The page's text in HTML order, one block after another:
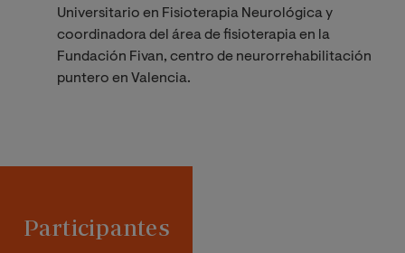
Universitario en Fisioterapia Neurológica y
coordinadora del área de fisioterapia en la
Fundación Fivan, centro de neurorrehabilitación
puntero en Valencia.
Participantes